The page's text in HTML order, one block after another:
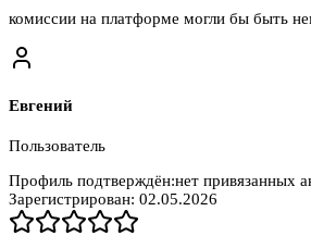
комиссии на платформе могли бы быть
Евгений
Пользователь
Профиль подтверждён:нет привязанных
Зарегистрирован: 02.05.2026